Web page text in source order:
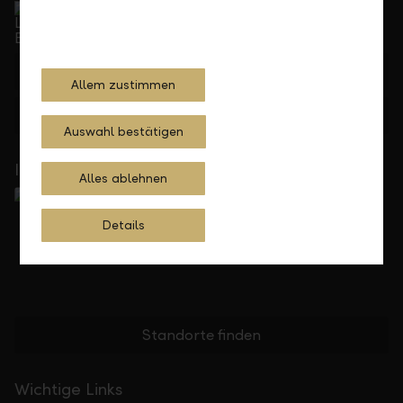
+423 236 88 11
Feedback
In Ihrer Nähe
Standorte finden
Wichtige Links
Allem zustimmen
Auswahl bestätigen
Alles ablehnen
Details